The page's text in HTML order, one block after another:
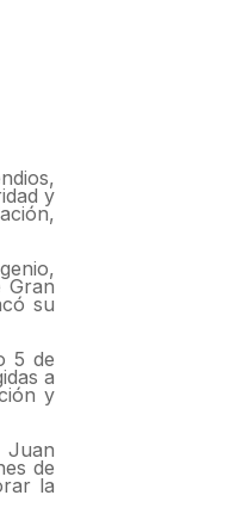
y
Gran
su
5 de
a
y
Juan
de
la